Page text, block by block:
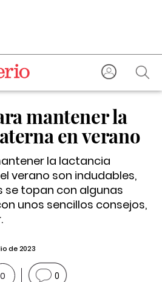
mantener la
en verano
la lactancia
verano son indudables,
se topan con algunas
unos sencillos consejos,
de 2023
0 0